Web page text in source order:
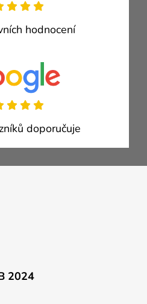
hodnocení
doporučuje
2024